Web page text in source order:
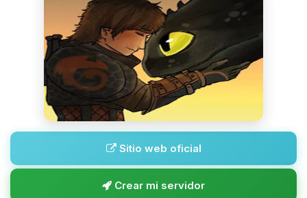
Sitio web oficial
Crear mi servidor